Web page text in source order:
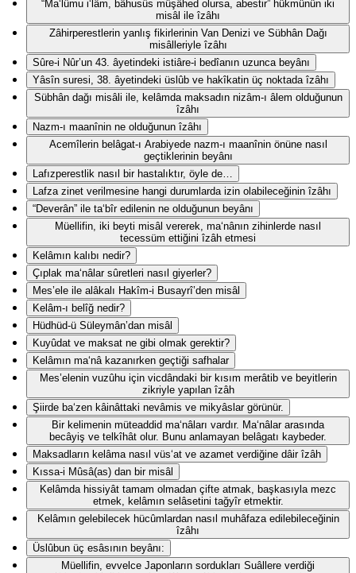
“Ma‘lûmu i‘lâm, bâhusûs müşâhed olursa, abestir” hükmünün iki
misâl ile îzâhı
Zâhirperestlerin yanlış fikirlerinin Van Denizi ve Sübhân Dağı
misâlleriyle îzâhı
Sûre-i Nûr’un 43. âyetindeki istiâre-i bedîanın uzunca beyânı
Yâsîn suresi, 38. âyetindeki üslûb ve hakîkatin üç noktada îzâhı
Sübhân dağı misâli ile, kelâmda maksadın nizâm-ı âlem olduğunun
îzâhı
Nazm-ı maanînin ne olduğunun îzâhı
Acemîlerin belâgat-ı Arabiyede nazm-ı maanînin önüne nasıl
geçtiklerinin beyânı
Lafızperestlik nasıl bir hastalıktır, öyle de…
Lafza zinet verilmesine hangi durumlarda izin olabileceğinin îzâhı
“Deverân” ile ta‘bîr edilenin ne olduğunun beyânı
Müellifin, iki beyti misâl vererek, ma‘nânın zihinlerde nasıl
tecessüm ettiğini îzâh etmesi
Kelâmın kalıbı nedir?
Çıplak ma‘nâlar sûretleri nasıl giyerler?
Mes’ele ile alâkalı Hakîm-i Busayrî’den misâl
Kelâm-ı belîğ nedir?
Hüdhüd-ü Süleymân’dan misâl
Kuyûdat ve maksat ne gibi olmak gerektir?
Kelâmın ma‘nâ kazanırken geçtiği safhalar
Mes’elenin vuzûhu için vicdândaki bir kısım merâtib ve beyitlerin
zikriyle yapılan îzâh
Şiirde ba‘zen kâinâttaki nevâmis ve mikyâslar görünür.
Bir kelimenin müteaddid ma‘nâları vardır. Ma‘nâlar arasında
becâyiş ve telkîhât olur. Bunu anlamayan belâgatı kaybeder.
Maksadların kelâma nasıl vüs‘at ve azamet verdiğine dâir îzâh
Kıssa-i Mûsâ(as) dan bir misâl
Kelâmda hissiyât tamam olmadan çifte atmak, başkasıyla mezc
etmek, kelâmın selâsetini tağyîr etmektir.
Kelâmın gelebilecek hücûmlardan nasıl muhâfaza edilebileceğinin
îzâhı
Üslûbun üç esâsının beyânı:
Müellifin, evvelce Japonların sordukları Suâllere verdiği